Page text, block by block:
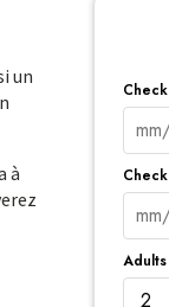
un
à
Adults